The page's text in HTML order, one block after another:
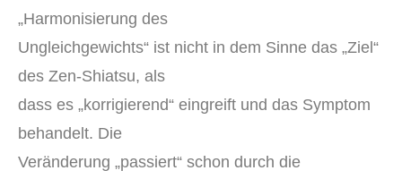
„Harmonisierung des
Ungleichgewichts“ ist nicht in dem Sinne das „Ziel“
des Zen-Shiatsu, als
dass es „korrigierend“ eingreift und das Symptom
behandelt. Die
Veränderung „passiert“ schon durch die